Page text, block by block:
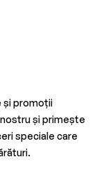
și promoții
și primește
speciale care